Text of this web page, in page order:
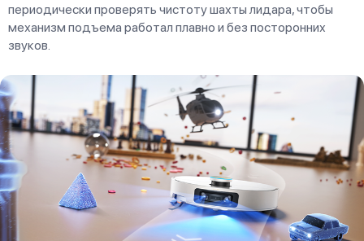
периодически проверять чистоту шахты лидара, чтобы
механизм подъема работал плавно и без посторонних
звуков.